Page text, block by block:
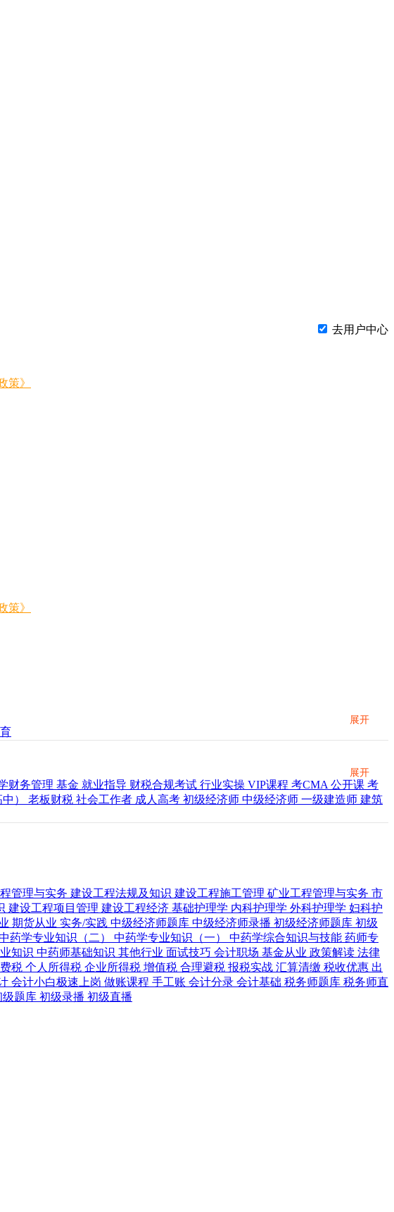
去用户中心
策》
策》
展开
展开
财务管理 基金 就业指导 财税合规考试 行业实操 VIP课程 考CMA 公开课 考
） 老板财税 社会工作者 成人高考 初级经济师 中级经济师 一级建造师 建筑
管理与实务 建设工程法规及知识 建设工程施工管理 矿业工程管理与实务 市
建设工程项目管理 建设工程经济 基础护理学 内科护理学 外科护理学 妇科护
期货从业 实务/实践 中级经济师题库 中级经济师录播 初级经济师题库 初级
药学专业知识（二） 中药学专业知识（一） 中药学综合知识与技能 药师专
知识 中药师基础知识 其他行业 面试技巧 会计职场 基金从业 政策解读 法律
税 个人所得税 企业所得税 增值税 合理避税 报税实战 汇算清缴 税收优惠 出
会计小白极速上岗 做账课程 手工账 会计分录 会计基础 税务师题库 税务师直
级题库 初级录播 初级直播